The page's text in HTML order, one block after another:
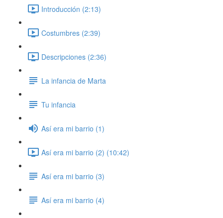
Introducción (2:13)
Costumbres (2:39)
Descripciones (2:36)
La infancia de Marta
Tu infancia
Así era mi barrio (1)
Así era mi barrio (2) (10:42)
Así era mi barrio (3)
Así era mi barrio (4)